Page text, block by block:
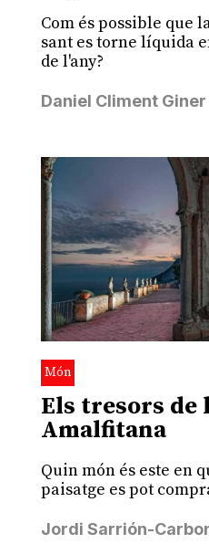
Com és possible que
sant es torne líquida
de l'any?
Daniel Climent Giner
Món
Els tresors de
Amalfitana
Quin món és este en
paisatge es pot
Jordi Sarrión-